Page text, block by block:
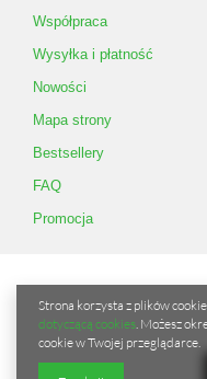
Współpraca
Wysyłka i płatność
Nowości
Mapa strony
Bestsellery
FAQ
Promocja
Strona korzysta z plików
dotyczącą cookies. Możesz
cookie w Twojej przeglądarce.